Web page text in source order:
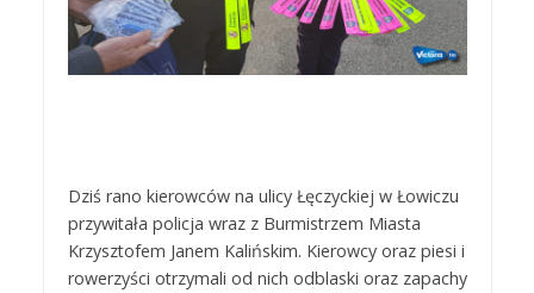
Dziś rano kierowców na ulicy Łęczyckiej w Łowiczu
przywitała policja wraz z Burmistrzem Miasta
Krzysztofem Janem Kalińskim. Kierowcy oraz piesi i
rowerzyści otrzymali od nich odblaski oraz zapachy